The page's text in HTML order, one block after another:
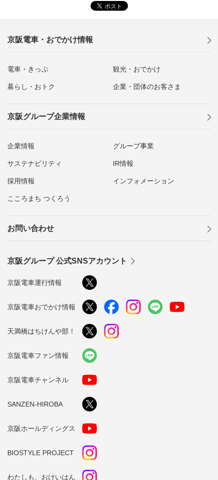
京阪電車・おでかけ情報
電車・きっぷ 観光・おでかけ
暮らし・おトク 企業・団体のお客さま
京阪グループ企業情報
企業情報 グループ事業
サステナビリティ IR情報
採用情報 インフォメーション
こころまち つくろう
お問い合わせ
京阪グループ 公式SNSアカウント
京阪電車運行情報
京阪電車おでかけ情報
天満橋はちけんや部！
京阪電車ファン情報
京阪電車チャンネル
SANZEN-HIROBA
京阪ホールディングス
BIOSTYLE PROJECT
わたしも、おけいはん